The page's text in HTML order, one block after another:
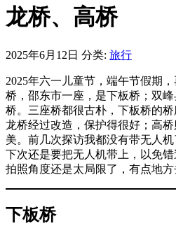
龙桥、高桥
2025年6月12日 分类: 旅行
2025年六一儿童节，端午节假期
桥，邵东市一座，是下板桥；双
桥。三座桥都很古朴，下板桥的
龙桥经过改造，保护得很好；高
美。前几次探访我都没有带无人
下次还是要把无人机带上，以免
拍照角度还是太局限了，有点地方
下板桥